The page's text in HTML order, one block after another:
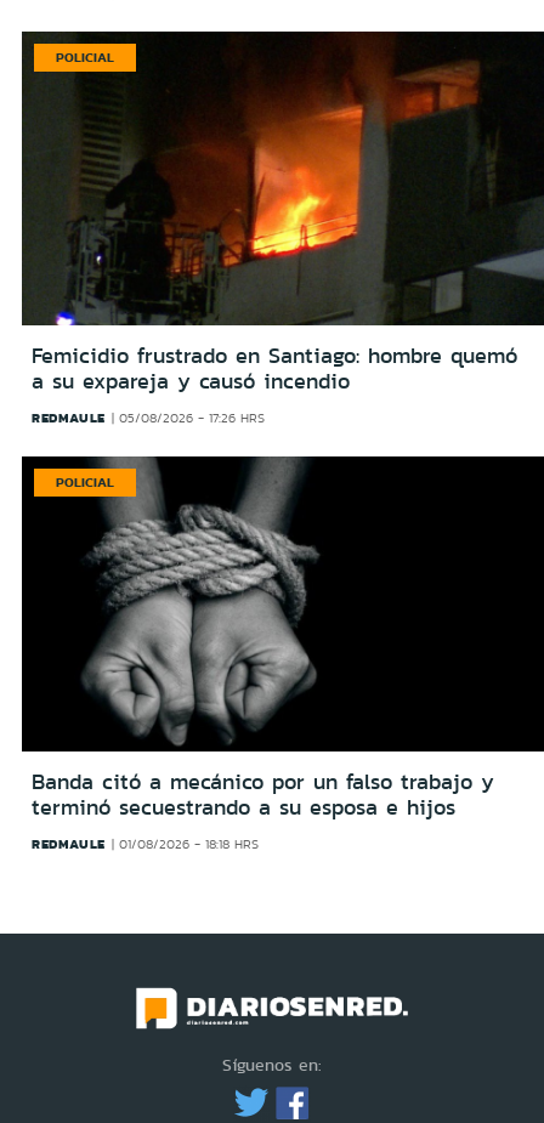
POLICIAL
Femicidio frustrado en Santiago: hombre quemó
a su expareja y causó incendio
REDMAULE 05/08/2026 - 17:26 HRS
POLICIAL
Banda citó a mecánico por un falso trabajo y
terminó secuestrando a su esposa e hijos
REDMAULE 01/08/2026 - 18:18 HRS
Síguenos en: